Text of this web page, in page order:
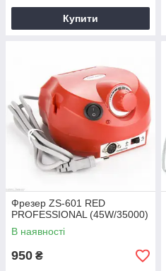
Купити
Фрезер ZS-601 RED
PROFESSIONAL (45W/35000)
В наявності
950 ₴